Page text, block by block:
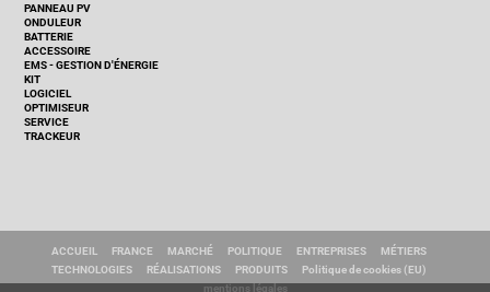
PANNEAU PV
ONDULEUR
BATTERIE
ACCESSOIRE
EMS - GESTION D'ÉNERGIE
KIT
LOGICIEL
OPTIMISEUR
SERVICE
TRACKEUR
ACCUEIL FRANCE MARCHÉ POLITIQUE ENTREPRISES
MÉTIERS
TECHNOLOGIES
RÉALISATIONS PRODUITS
Politique de cookies (EU)
mentions légales